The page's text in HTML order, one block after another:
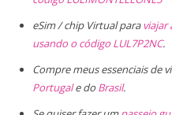
eSim / chip Virtual paraviajar
usando o código LUL7P2NC.
Compre meus essenciais de
Portugale do Brasil.